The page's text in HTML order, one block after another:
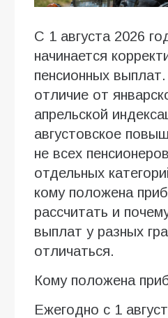
С 1 августа 2026
начинается
пенсионных
отличие от
апрельской
августовское
не всех
отдельных
кому положена
рассчитать и
выплат у разных
отличаться.
Кому положена
Ежегодно с 1